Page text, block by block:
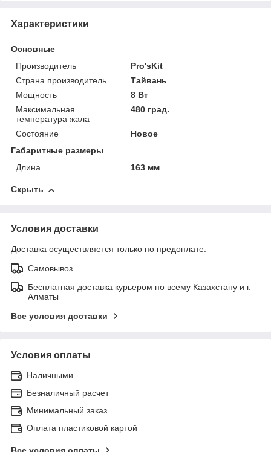
Характеристики
Основные
Производитель
Pro'sKit
Страна производитель
Тайвань
Мощность
8 Вт
Максимальная
температура жала
480 град.
Состояние
Новое
Габаритные размеры
Длина
163 мм
Скрыть
Условия доставки
Доставка осуществляется только по предоплате.
Самовывоз
Бесплатная доставка курьером по всему Казахстану и г.
Алматы
Все условия доставки
Условия оплаты
Наличными
Безналичный расчет
Минимальный заказ
Оплата пластиковой картой